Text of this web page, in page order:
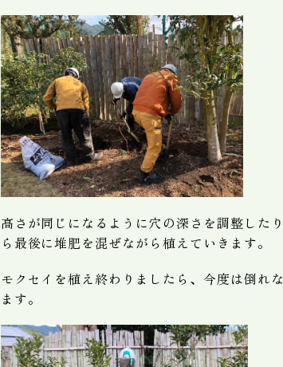
高さが同じになるように穴の深さを調整した
ら最後に堆肥を混ぜながら植えていきます。
モクセイを植え終わりましたら、今度は倒れ
ます。